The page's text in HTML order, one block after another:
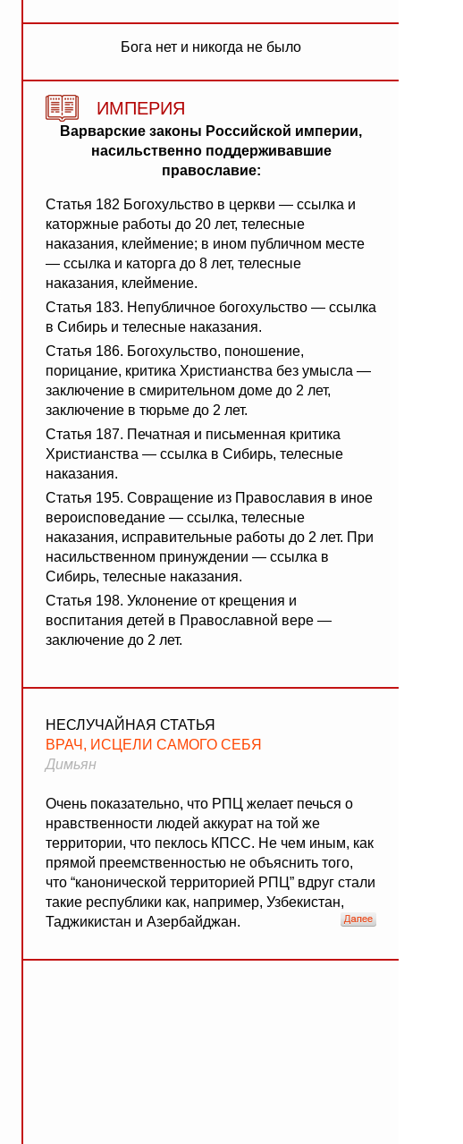
Бога нет и никогда не было
ИМПЕРИЯ
Варварские законы Российской империи,
насильственно поддерживавшие
православие:
Статья 182 Богохульство в церкви — ссылка и
каторжные работы до 20 лет, телесные
наказания, клеймение; в ином публичном месте
— ссылка и каторга до 8 лет, телесные
наказания, клеймение.
Статья 183. Непубличное богохульство — ссылка
в Сибирь и телесные наказания.
Статья 186. Богохульство, поношение,
порицание, критика Христианства без умысла —
заключение в смирительном доме до 2 лет,
заключение в тюрьме до 2 лет.
Статья 187. Печатная и письменная критика
Христианства — ссылка в Сибирь, телесные
наказания.
Статья 195. Совращение из Православия в иное
вероисповедание — ссылка, телесные
наказания, исправительные работы до 2 лет. При
насильственном принуждении — ссылка в
Сибирь, телесные наказания.
Статья 198. Уклонение от крещения и
воспитания детей в Православной вере —
заключение до 2 лет.
НЕСЛУЧАЙНАЯ СТАТЬЯ
ВРАЧ, ИСЦЕЛИ САМОГО СЕБЯ
Димьян
Очень показательно, что РПЦ желает печься о
нравственности людей аккурат на той же
территории, что пеклось КПСС. Не чем иным, как
прямой преемственностью не объяснить того,
что “канонической территорией РПЦ” вдруг стали
такие республики как, например, Узбекистан,
Таджикистан и Азербайджан.